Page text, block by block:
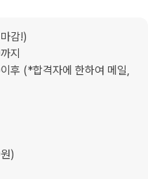
감!)
지
후 (*합격자에 한하여 메일,
)